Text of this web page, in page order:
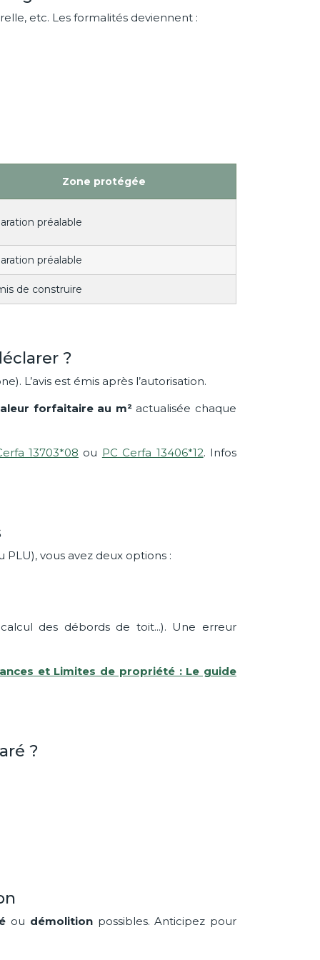
etc. Les formalités deviennent :
Zone protégée
préalable
préalable
de construire
?
L’avis est émis après l’autorisation.
forfaitaire au m²actualisée chaque
13703*08 ou PC Cerfa 13406*12. Infos
vous avez deux options :
des débords de toit...). Une erreur
et Limites de propriété : Le guide
?
ou démolitionpossibles. Anticipez pour